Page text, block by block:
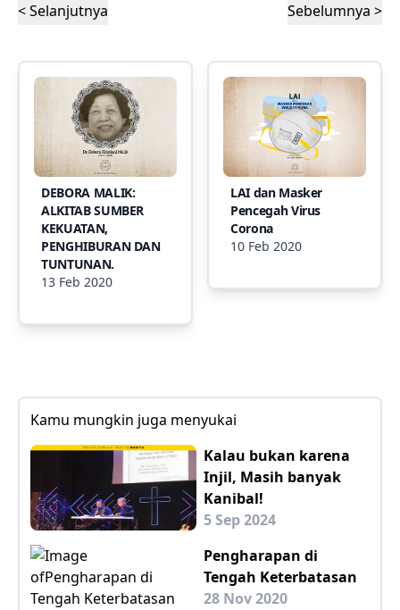
< Selanjutnya Sebelumnya >
DEBORA MALIK:
ALKITAB SUMBER
KEKUATAN,
PENGHIBURAN DAN
TUNTUNAN.
13 Feb 2020
LAI dan Masker
Pencegah Virus
Corona
10 Feb 2020
Kamu mungkin juga menyukai
Kalau bukan karena
Injil, Masih banyak
Kanibal!
5 Sep 2024
Pengharapan di
Tengah Keterbatasan
28 Nov 2020